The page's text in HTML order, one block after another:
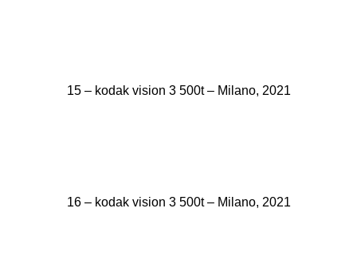
15 – kodak vision 3 500t – Milano, 2021
16 – kodak vision 3 500t – Milano, 2021